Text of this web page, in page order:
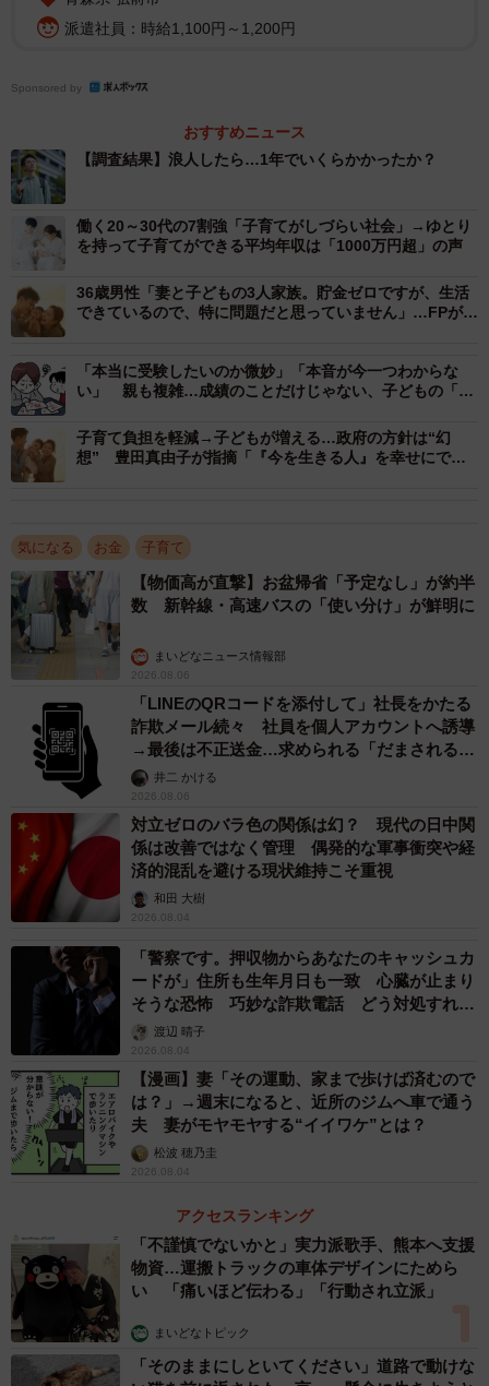
で、月の教育費用について「わからない」と回答した保護
塾からの情報提供が不足していたり、費用の内訳が複雑で
理解しづらかったりする可能性が考えられます」とコメン
トしています。
さらに、毎月の授業料や特別講習費、入会金など初期費用
も含めた「年間の総費用」については、「100万円以上150
万円未満」（23.3%）、「70万円以上100万円未満」
（18.0%）などが上位となり、年間「100万円以上」支出し
ている保護者は合計32.6%となりました。その一方で、年
間の総費用について「わからない」と回答した保護者は
24.7%となっています。
4/8
予備校の費用に対する満足度（提供画像）
続けて、「予備校の費用に対する満足度」を聞いたとこ
ろ、33.9％の保護者が「満足」（満足24.5％・非常に満足
9.4％）と回答した一方、21.5％の保護者は「不満」（不満
16.3%・非常に不満5.2%）と答えており、高額な費用に対
して十分な教育の質やサポートが提供されていないと感じ
ている保護者が一定数いることがうかがえました。
派遣社員：時給1,100円～1,200円
Sponsored by
おすすめニュース
【調査結果】浪人したら…1年でいくらかかったか？
働く20～30代の7割強「子育てがしづらい社会」→ゆとり
を持って子育てができる平均年収は「1000万円超」の声
36歳男性「妻と子どもの3人家族。貯金ゼロですが、生活
できているので、特に問題だと思っていません」…FPが訴
「本当に受験したいのか微妙」「本音が今一つわからな
い」 親も複雑…成績のことだけじゃない、子どもの「お
子育て負担を軽減→子どもが増える…政府の方針は“幻
想” 豊田真由子が指摘「『今を生きる人』を幸せにでき
気になる お金 子育て
【物価高が直撃】お盆帰省「予定なし」が約半
数 新幹線・高速バスの「使い分け」が鮮明に
まいどなニュース情報部
2026.08.06
「LINEのQRコードを添付して」社長をかたる
詐欺メール続々 社員を個人アカウントへ誘導
→最後は不正送金…求められる「だまされる前
提」の対策
井二 かける
2026.08.06
対立ゼロのバラ色の関係は幻？ 現代の日中関
係は改善ではなく管理 偶発的な軍事衝突や経
済的混乱を避ける現状維持こそ重視
和田 大樹
2026.08.04
「警察です。押収物からあなたのキャッシュカ
ードが」住所も生年月日も一致 心臓が止まり
そうな恐怖 巧妙な詐欺電話 どう対処すれ
ば…渡辺 晴子
2026.08.04
【漫画】妻「その運動、家まで歩けば済むので
は？」→週末になると、近所のジムへ車で通う
夫 妻がモヤモヤする“イイワケ”とは？
松波 穂乃圭
2026.08.04
アクセスランキング
「不謹慎でないかと」実力派歌手、熊本へ支援
物資…運搬トラックの車体デザインにためら
い 「痛いほど伝わる」「行動され立派」
まいどなトピック
「そのままにしといてください」道路で動けな